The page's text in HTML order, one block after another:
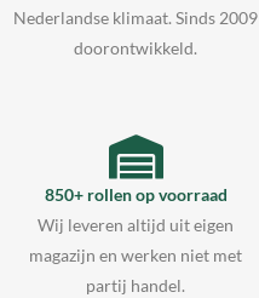
Nederlandse klimaat. Sinds 2009
doorontwikkeld.
850+ rollen op voorraad
Wij leveren altijd uit eigen
magazijn en werken niet met
partij handel.